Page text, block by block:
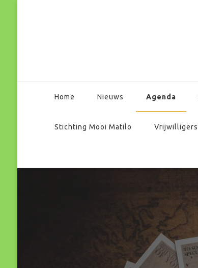
Home Nieuws Agenda
Stichting Mooi Matilo Vrijwilligers